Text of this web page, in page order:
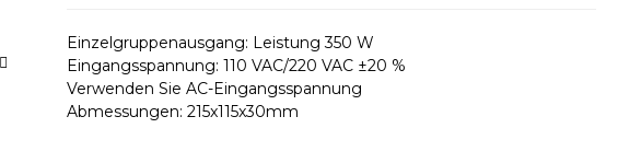
Einzelgruppenausgang: Leistung 350 W
Eingangsspannung: 110 VAC/220 VAC ±20 %
Verwenden Sie AC-Eingangsspannung
Abmessungen: 215x115x30mm